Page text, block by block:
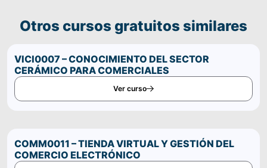
Otros cursos gratuitos similares
VICI0007 – CONOCIMIENTO DEL SECTOR
CERÁMICO PARA COMERCIALES
Ver curso
COMM0011 – TIENDA VIRTUAL Y GESTIÓN DEL
COMERCIO ELECTRÓNICO